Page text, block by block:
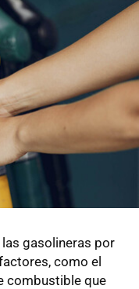
gasolineras por
como el
combustible que